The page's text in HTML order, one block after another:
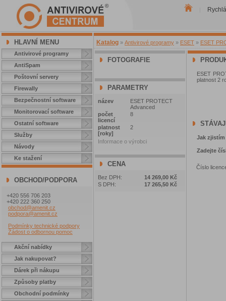
HLAVNÍ MENU
Antivirové programy
AntiSpam
Poštovní servery
Firewally
Bezpečnostní software
Monitorovací software
Ostatní software
Služby
Návody
Ke stažení
OBCHOD/PODPORA
+420 556 706 203
+420 222 360 250
obchod@amenit.cz
podpora@amenit.cz
Podmínky technické podpory
Žádost o odbornou pomoc
Akční nabídky
Jak nakupovat?
Dárek při nákupu
Způsoby platby
Obchodní podmínky
Katalog » Antivirové programy » ESET » ESET
FOTOGRAFIE
PARAMETRY
název
ESET PROTECT
Advanced
počet
licencí
8
platnost
[roky]
2
Informace o výrobci
CENA
Bez DPH:
14 269,00 Kč
S DPH:
17 265,50 Kč
ESET
platnost 2
Jak
Zadejte
Číslo